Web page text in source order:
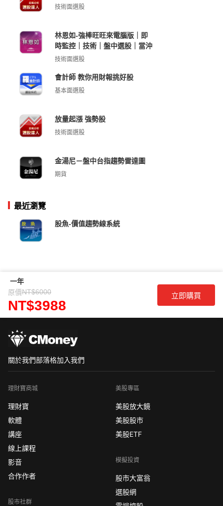
技術面選股
林恩如-強棒旺旺來電腦版｜即
時監控｜技術｜盤中選股｜當沖
技術面選股
會計師 教你用財報挑好股
基本面選股
放量起漲 強勢股
技術面選股
金湯尼－盤中台指趨勢雷達圖
期貨
最近瀏覽
股魚-價值趨勢線系統
一年
原價NT$6000
NT$3988
立即購買
關於我們部落格加入我們
理財寶商城
理財寶
軟體
講座
線上課程
影音
合作作者
股市社群
美股專區
美股放大鏡
美股股市
美股ETF
模擬投資
股市大富翁
選股網